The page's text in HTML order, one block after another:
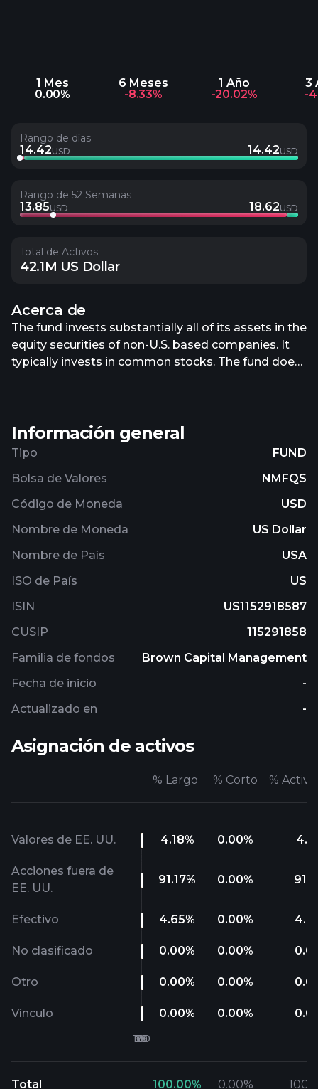
1 Mes
0.00%
6 Meses
-8.33%
1 Año
-20.02%
3
-
Rango de días
14.42USD 14.42USD
Rango de 52 Semanas
13.85USD 18.62USD
Total de Activos
42.1M US Dollar
Acerca de
The fund invests substantially all of its assets in the
equity securities of non-U.S. based companies. It
typically invests in common stocks. The fund does
issuer of the securities. The fund typically holds a
portfolio of between 40 to 70 securities which the
Información general
Tipo
FUND
Bolsa de Valores
NMFQS
Código de Moneda
USD
Nombre de Moneda
US Dollar
Nombre de País
USA
ISO de País
US
ISIN
US1152918587
CUSIP
115291858
Familia de fondos
Brown Capital Management
Fecha de inicio
-
Actualizado en
-
Asignación de activos
% Largo % Corto %
Valores de EE. UU. 4.18% 0.00%
Acciones fuera de
EE. UU.
91.17% 0.00%
Efectivo 4.65% 0.00%
No clasificado 0.00% 0.00%
Otro 0.00% 0.00%
Vínculo 0.00% 0.00%
Total 100.00% 0.00%